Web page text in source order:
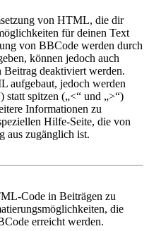
von HTML, die dir
für deinen Text
von BBCode werden durch
können jedoch auch
deaktiviert werden.
aufgebaut, jedoch werden
statt spitzen („<“ und „>“)
Informationen zu
Hilfe-Seite, die von
aus zugänglich ist.
Code in Beiträgen zu
die
erreicht werden.